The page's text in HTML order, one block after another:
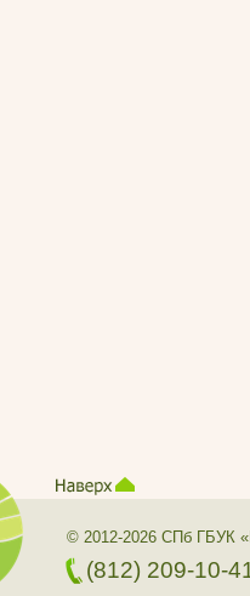
© 2012-2026 СПб ГБУК
(812) 209-10-